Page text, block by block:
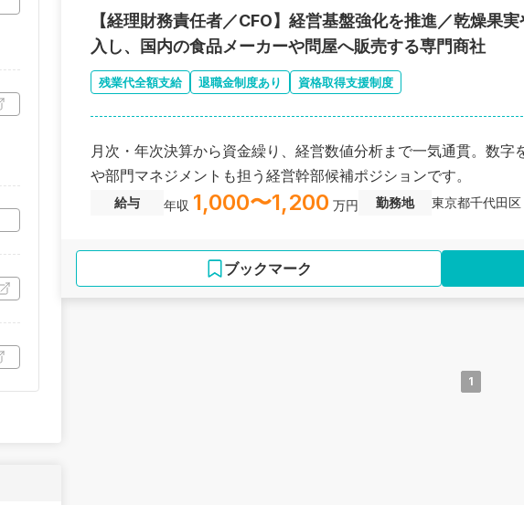
【経理財務責任者／CFO】経営基盤強化を推進／乾燥果
入し、国内の食品メーカーや問屋へ販売する専門商社
残業代全額支給 退職金制度あり 資格取得支援制度
月次・年次決算から資金繰り、経営数値分析まで一気通貫。数
や部門マネジメントも担う経営幹部候補ポジションです。
給与 年収 1,000〜1,200 万円 勤務地 東京都千代田区
ブックマーク
1